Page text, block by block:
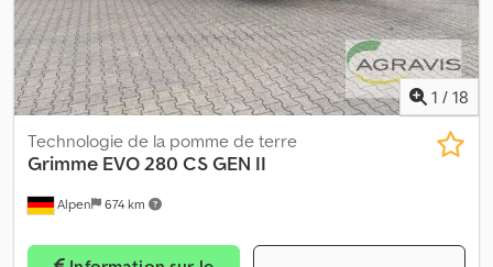
1 / 18
Alpen 674 km
Technologie de la pomme de terre
Grimme EVO 280 CS GEN II